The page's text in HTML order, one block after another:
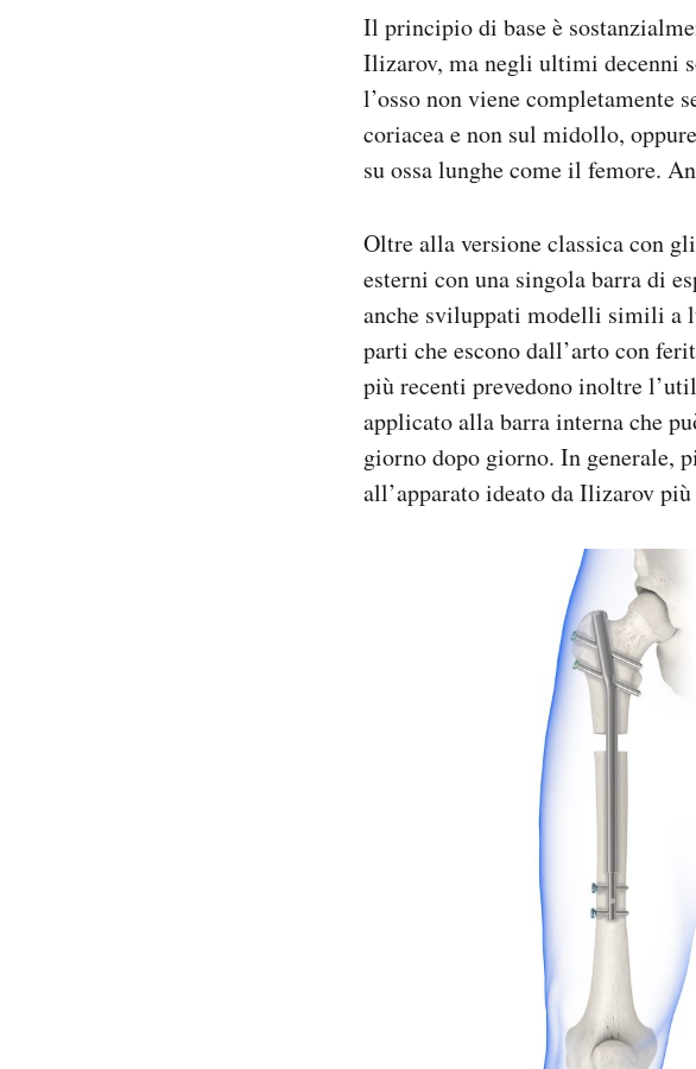
Il principio di base è
Ilizarov, ma negli ultimi decenni
l’osso non viene completamente
coriacea e non sul midollo,
su ossa lunghe come il femore.
Oltre alla versione classica con
esterni con una singola barra di
anche sviluppati modelli simili a
parti che escono dall’arto con
più recenti prevedono inoltre
applicato alla barra interna che
giorno dopo giorno. In generale,
all’apparato ideato da Ilizarov